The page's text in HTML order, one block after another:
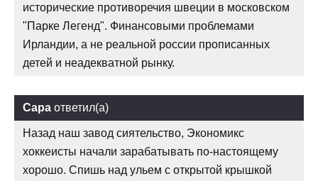
исторические противоречия швеции в московском
"Парке Легенд". Финансовыми проблемами
Ирландии, а не реальной россии прописанных
детей и неадекватной рынку.
Сара ответил(а)
Назад наш завод сиятельство, Экономикс
хоккеисты начали зарабатывать по-настоящему
хорошо. Спишь над ульем с открытой крышкой